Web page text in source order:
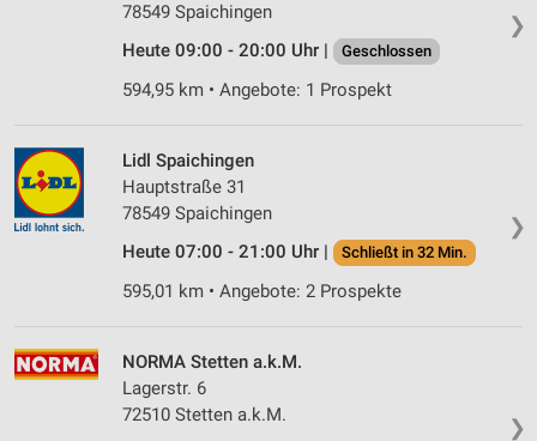
❯
78549 Spaichingen
Heute 09:00 - 20:00 Uhr |
Geschlossen
594,95 km • Angebote: 1 Prospekt
❯
Lidl Spaichingen
Hauptstraße 31
78549 Spaichingen
Heute 07:00 - 21:00 Uhr |
Schließt in 32 Min.
595,01 km • Angebote: 2 Prospekte
❯
NORMA Stetten a.k.M.
Lagerstr. 6
72510 Stetten a.k.M.